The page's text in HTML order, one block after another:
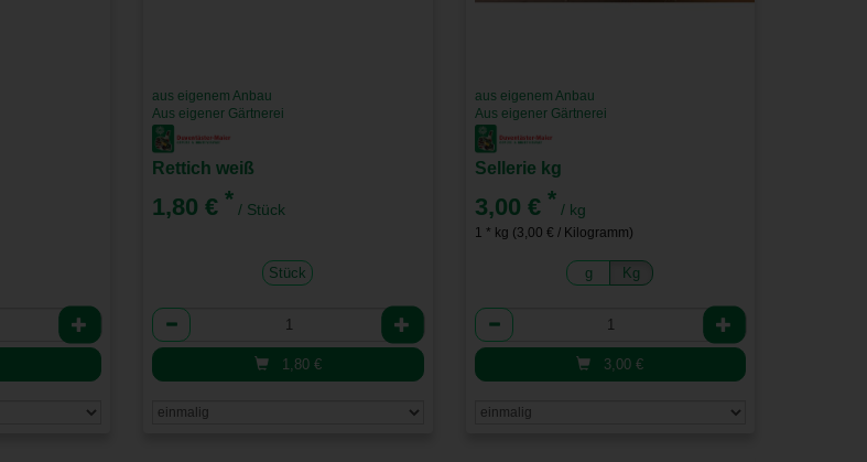
aus eigenem Anbau
Aus eigener Gärtnerei
Rettich weiß
1,80 € * / Stück
Stück
Anzahl
1,80 €
aus eigenem Anbau
Aus eigener Gärtnerei
Sellerie kg
3,00 €* / kg
1 * kg (3,00 € / Kilogramm)
g Kg
Anzahl
3,00€